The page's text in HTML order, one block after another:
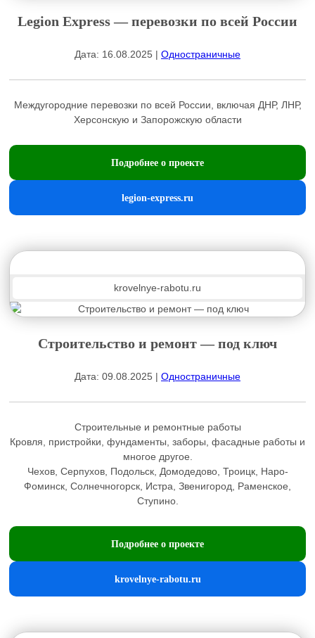
Legion Express — перевозки по всей России
Дата: 16.08.2025 | Одностраничные
Междугородние перевозки по всей России, включая ДНР, ЛНР,
Херсонскую и Запорожскую области
Подробнее о проекте
legion-express.ru
krovelnye-rabotu.ru
Строительство и ремонт — под ключ
Дата: 09.08.2025 | Одностраничные
Строительные и ремонтные работы
Кровля, пристройки, фундаменты, заборы, фасадные работы и
многое другое.
Чехов, Серпухов, Подольск, Домодедово, Троицк, Наро-
Фоминск, Солнечногорск, Истра, Звенигород, Раменское,
Ступино.
Подробнее о проекте
krovelnye-rabotu.ru